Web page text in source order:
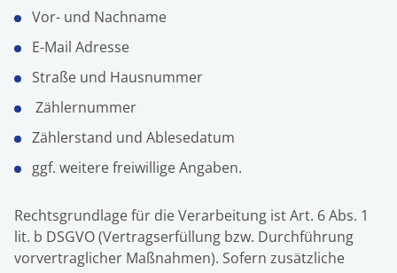
Vor- und Nachname
E-Mail Adresse
Straße und Hausnummer
Zählernummer
Zählerstand und Ablesedatum
ggf. weitere freiwillige Angaben.
Rechtsgrundlage für die Verarbeitung ist Art. 6 Abs. 1
lit. b DSGVO (Vertragserfüllung bzw. Durchführung
vorvertraglicher Maßnahmen). Sofern zusätzliche